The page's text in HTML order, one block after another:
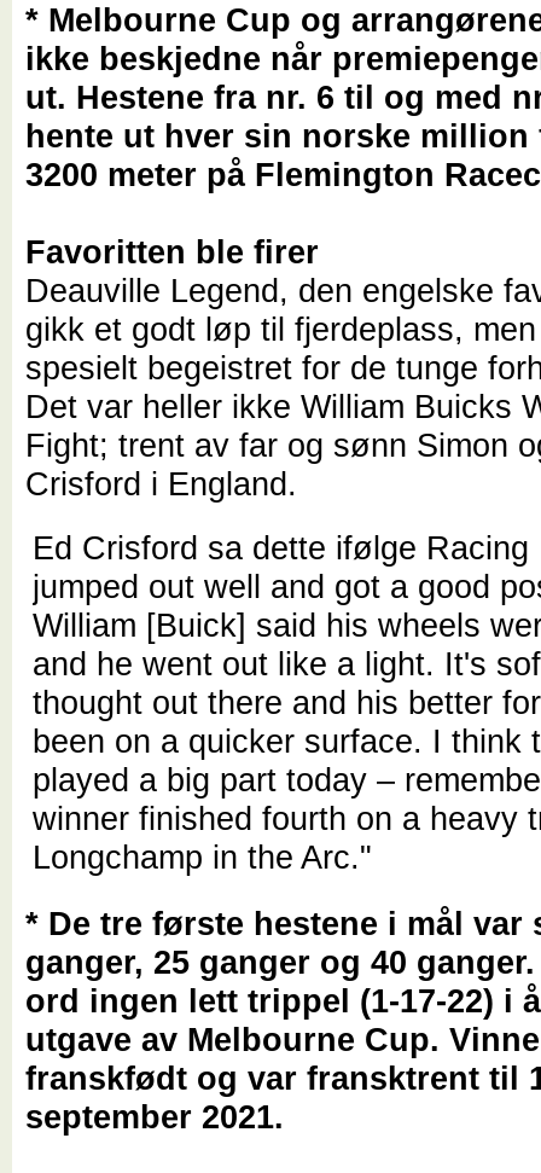
* Melbourne Cup og
ikke beskjedne når
ut. Hestene fra nr. 6 til og med
hente ut hver sin norske million
3200 meter på Flemington
Favoritten ble firer
Deauville Legend, den engelske
gikk et godt løp til fjerdeplass,
spesielt begeistret for de tunge
Det var heller ikke William Buicks
Fight; trent av far og sønn Simon
Crisford i England.
Ed Crisford sa dette ifølge Racing
jumped out well and got a good
William [Buick] said his wheels
and he went out like a light. It's
thought out there and his better
been on a quicker surface. I think
played a big part today –
winner finished fourth on a heavy
Longchamp in the Arc."
* De tre første hestene i mål var
ganger, 25 ganger og 40
ord ingen lett trippel (1-17-22) i
utgave av Melbourne Cup.
franskfødt og var fransktrent til
september 2021.